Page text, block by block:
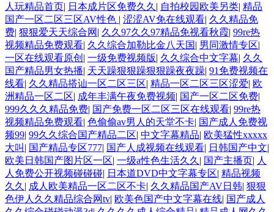
人玩精品首页| 日本成片区免费久久 | 自拍校园欧美另类| 精品
国产一区二区三区AV性色 | 涩涩AV免在线观看| 久久精品免
费| 狠狠爱天天综合网 | 久久97久久97精品免视看秋霞| 99re热
视频精品免费观看| 久久综合加勒比金八天国| 男同激情专区|
一区在线观看原创 | 一级免费视频版| 久久综合中文字幕| 久久
国产精品男女热播| 天天躁狠狠躁狠狠躁夜夜躁| 91免费视频在
线看| 久久精品搭讪一区二区三区| 精品一区二区三区涩爱| 欧
洲精品一区二区| 成年丰满午夜免费视频| 国产一区二区免费|
999久久久精品免费| 国产免费一区二区三区在线观看| 99re热
视频精品免费观看| 色偷偷av男人的天堂不卡| 国产成人免费视
频99| 99久久综合国产精品二区| 中文字幕精品| 欧美猛性xxxxx
大叫 | 国产精品专区777| 国产人成视频在线观看| 日韩国产中文|
欧美日韩国产图片区一区| 一级a性色生活久久 | 国产主播页| 人
人免费公开视频碰碰碰| 日本道DVD中文字幕专区| 精品视频
久久 | 成人欧美精品一区二区不卡| 久久精品国产AV日韩| 狠狠
色伊人久久精品综合网tv| 欧美色国产中文字幕在线| 国产成人